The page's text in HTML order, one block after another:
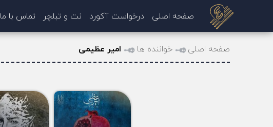
صفحه اصلی درخواست آکورد نت و تبلچر تماس با ما
صفحه اصلی خواننده ها امیر عظیمی